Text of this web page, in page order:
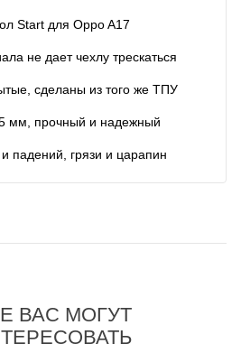
Start для Oppo A17
не дает чехлу трескаться
сделаны из того же ТПУ
мм, прочный и надежный
падений, грязи и царапин
ВАС МОГУТ